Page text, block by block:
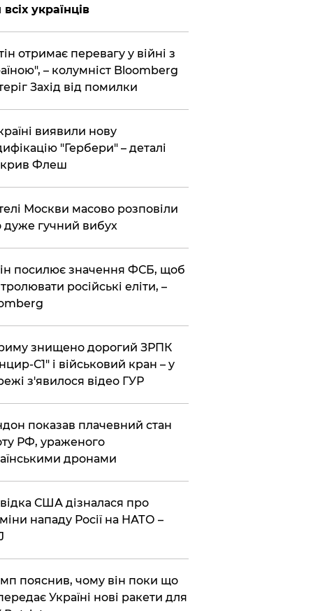
українців
отримає перевагу у війні з
– колумніст Bloomberg
Захід від помилки
виявили нову
"Гербери" – деталі
Флеш
Москви масово розповіли
дуже гучний вибух
посилює значення ФСБ, щоб
російські еліти, –
знищено дорогий ЗРПК
С1" і військовий кран – у
з'явилося відео ГУР
показав плачевний стан
РФ, ураженого
дронами
США дізналася про
нападу Росії на НАТО –
пояснив, чому він поки що
Україні нові ракети для